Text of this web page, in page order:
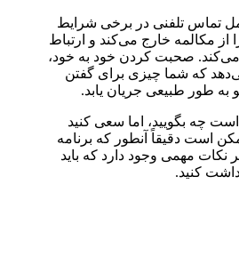
تماس تلفنی در برخی شرایط
مکالمه خارج می‌کند و ارتباط
صحبت کردن خود به خود،
که شما چیزی برای گفتن
به طور طبیعی جریان یابد.
چه بگویید، اما سعی کنید
است دقیقاً آنطور که برنامه
نکات مهمی وجود دارد که باید
کنید.